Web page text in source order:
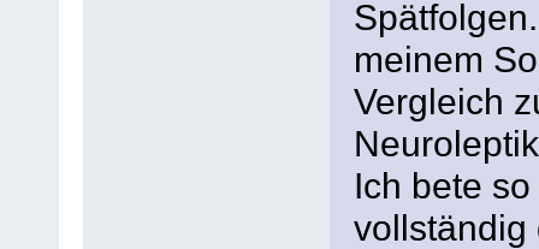
meinem
Vergleich
Ich bete
vollständig